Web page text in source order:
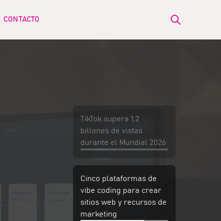
CONTACTO Open search
TikTok supera 1,2
billones de vistas
durante el Mundial 2026
Cinco plataformas de
vibe coding para crear
sitios web y recursos de
marketing